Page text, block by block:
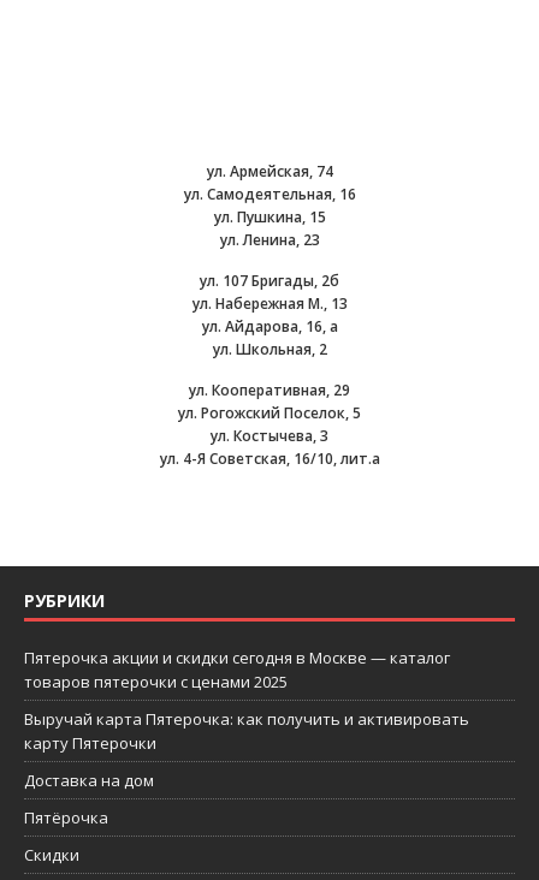
ул. Армейская, 74
ул. Самодеятельная, 16
ул. Пушкина, 15
ул. Ленина, 23
ул. 107 Бригады, 2б
ул. Набережная М., 13
ул. Айдарова, 16, а
ул. Школьная, 2
ул. Кооперативная, 29
ул. Рогожский Поселок, 5
ул. Костычева, 3
ул. 4-Я Советская, 16/10, лит.а
РУБРИКИ
Пятерочка акции и скидки сегодня в Москве — каталог
товаров пятерочки с ценами 2025
Выручай карта Пятерочка: как получить и активировать
карту Пятерочки
Доставка на дом
Пятёрочка
Скидки